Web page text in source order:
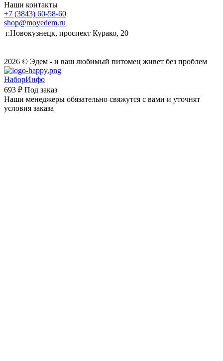
Наши контакты
+7 (3843) 60-58-60
shop@moyedem.ru
г.Новокузнецк, проспект Курако, 20
2026 © Эдем - и ваш любимый питомец живет без проблем
НаборИнфо
693 ₽ Под заказ
Наши менеджеры обязательно свяжутся с вами и уточнят
условия заказа